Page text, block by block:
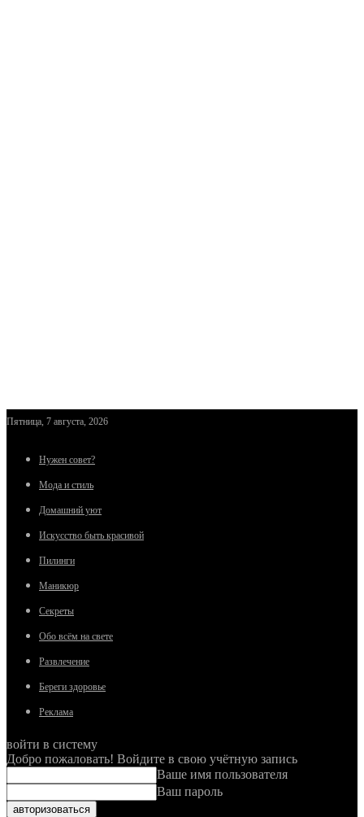
Пятница, 7 августа, 2026
Нужен совет?
Мода и стиль
Домашний уют
Искусство быть красивой
Пилинги
Маникюр
Секреты
Обо всём на свете
Развлечение
Береги здоровье
Реклама
войти в систему
Добро пожаловать! Войдите в свою учётную запись
Ваше имя пользователя
Ваш пароль